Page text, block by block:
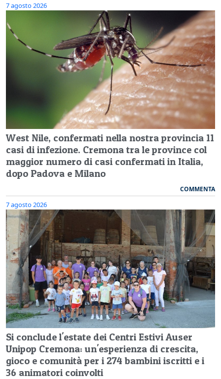
7 agosto 2026
West Nile, confermati nella nostra provincia 11
casi di infezione. Cremona tra le province col
maggior numero di casi confermati in Italia,
dopo Padova e Milano
COMMENTA
7 agosto 2026
Si conclude l'estate dei Centri Estivi Auser
Unipop Cremona: un'esperienza di crescita,
gioco e comunità per i 274 bambini iscritti e i
36 animatori coinvolti